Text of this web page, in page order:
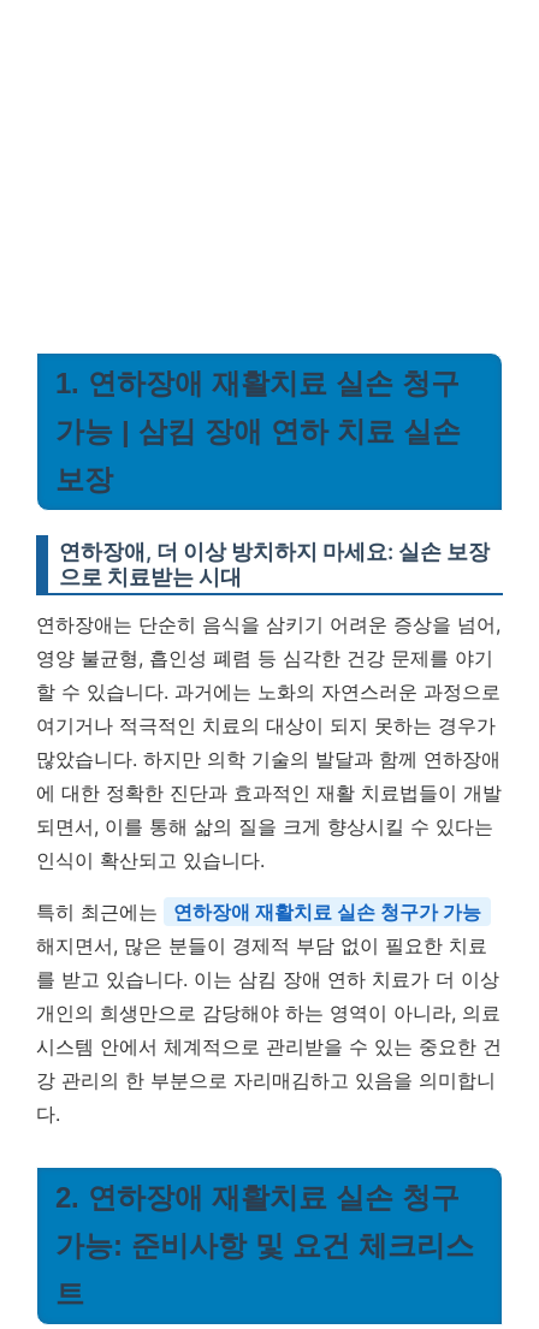
1. 연하장애 재활치료 실손 청구
가능 | 삼킴 장애 연하 치료 실손
보장
연하장애, 더 이상 방치하지 마세요: 실손 보장
으로 치료받는 시대
연하장애는 단순히 음식을 삼키기 어려운 증상을 넘어,
영양 불균형, 흡인성 폐렴 등 심각한 건강 문제를 야기
할 수 있습니다. 과거에는 노화의 자연스러운 과정으로
여기거나 적극적인 치료의 대상이 되지 못하는 경우가
많았습니다. 하지만 의학 기술의 발달과 함께 연하장애
에 대한 정확한 진단과 효과적인 재활 치료법들이 개발
되면서, 이를 통해 삶의 질을 크게 향상시킬 수 있다는
인식이 확산되고 있습니다.
특히 최근에는
연하장애 재활치료 실손 청구가 가능
해지면서, 많은 분들이 경제적 부담 없이 필요한 치료
를 받고 있습니다. 이는 삼킴 장애 연하 치료가 더 이상
개인의 희생만으로 감당해야 하는 영역이 아니라, 의료
시스템 안에서 체계적으로 관리받을 수 있는 중요한 건
강 관리의 한 부분으로 자리매김하고 있음을 의미합니
다.
2. 연하장애 재활치료 실손 청구
가능: 준비사항 및 요건 체크리스
트